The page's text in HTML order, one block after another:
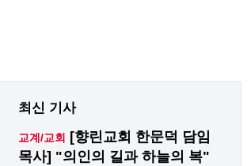
최신 기사
교계/교회
[향린교회 한문덕 담임
목사] "의인의 길과 하늘의 복"